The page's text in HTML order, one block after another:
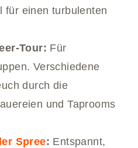
für einen turbulenten
Tour: Für
Verschiedene
durch die
und Taprooms
Spree: Entspannt,